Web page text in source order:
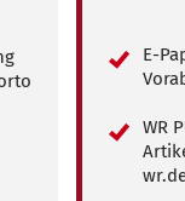
E-
WR